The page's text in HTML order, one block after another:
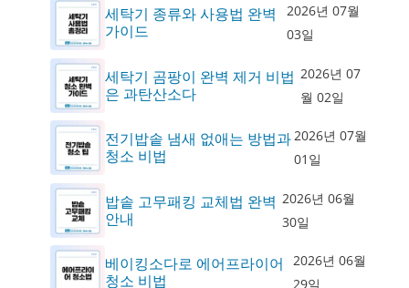
세탁기 종류와 사용법 완벽
가이드
2026년 07월
03일
세탁기 곰팡이 완벽 제거 비법
은 과탄산소다
2026년 07
월 02일
전기밥솥 냄새 없애는 방법과
청소 비법
2026년 07월
01일
밥솥 고무패킹 교체법 완벽
안내
2026년 06월
30일
베이킹소다로 에어프라이어
청소 비법
2026년 06월
29일